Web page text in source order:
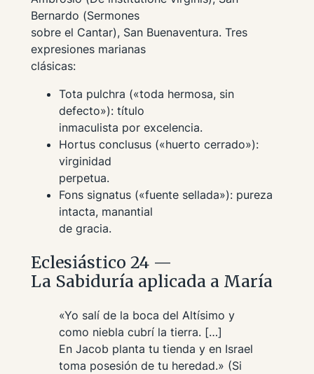
Bernardo (Sermones
sobre el Cantar), San Buenaventura. Tres
expresiones marianas
clásicas:
Tota pulchra («toda hermosa, sin
defecto»): título
inmaculista por excelencia.
Hortus conclusus(«huerto cerrado»):
virginidad
perpetua.
Fons signatus(«fuente sellada»): pureza
intacta, manantial
de gracia.
Eclesiástico 24 —
La Sabiduría aplicada a María
«Yo salí de la boca del Altísimo y
como niebla cubrí la tierra. […]
En Jacob planta tu tienda y en Israel
toma posesión de tu heredad.» (Si